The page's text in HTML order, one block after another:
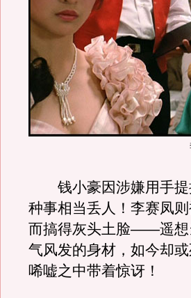
钱小豪因涉嫌用手提
种事相当丢人！李赛凤
而搞得灰头土脸——遥想
气风发的身材，如今却
唏嘘之中带着惊讶！